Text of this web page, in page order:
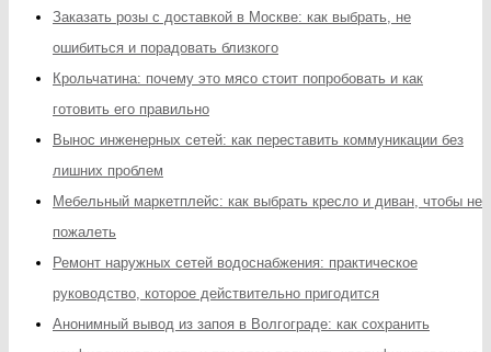
Заказать розы с доставкой в Москве: как выбрать, не
ошибиться и порадовать близкого
Крольчатина: почему это мясо стоит попробовать и как
готовить его правильно
Вынос инженерных сетей: как переставить коммуникации без
лишних проблем
Мебельный маркетплейс: как выбрать кресло и диван, чтобы не
пожалеть
Ремонт наружных сетей водоснабжения: практическое
руководство, которое действительно пригодится
Анонимный вывод из запоя в Волгограде: как сохранить